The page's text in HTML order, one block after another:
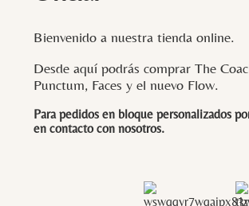
Bienvenido a nuestra tienda online.
Desde aquí podrás comprar The
Punctum, Faces y el nuevo Flow.
Para pedidos en bloque personalizados
en contacto con nosotros.